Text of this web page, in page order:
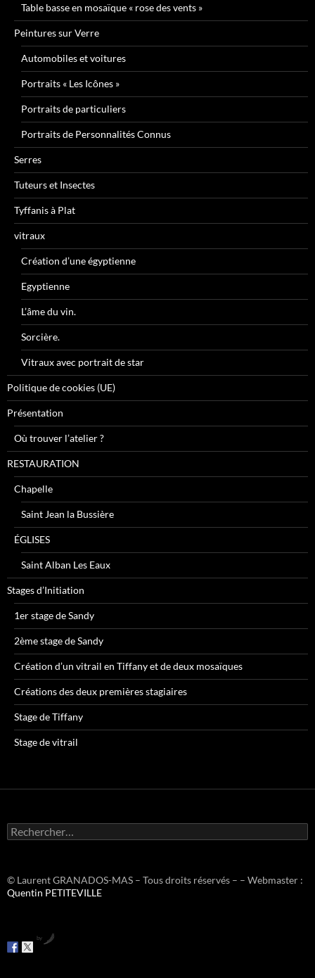
Table basse en mosaïque « rose des vents »
Peintures sur Verre
Automobiles et voitures
Portraits « Les Icônes »
Portraits de particuliers
Portraits de Personnalités Connus
Serres
Tuteurs et Insectes
Tyffanis à Plat
vitraux
Création d’une égyptienne
Egyptienne
L’âme du vin.
Sorcière.
Vitraux avec portrait de star
Politique de cookies (UE)
Présentation
Où trouver l’atelier ?
RESTAURATION
Chapelle
Saint Jean la Bussière
ÉGLISES
Saint Alban Les Eaux
Stages d’Initiation
1er stage de Sandy
2ème stage de Sandy
Création d’un vitrail en Tiffany et de deux mosaïques
Créations des deux premières stagiaires
Stage de Tiffany
Stage de vitrail
R
e
e
r
r
© Laurent GRANADOS-MAS – Tous droits réservés – – Webmaster :
Quentin PETITEVILLE
by